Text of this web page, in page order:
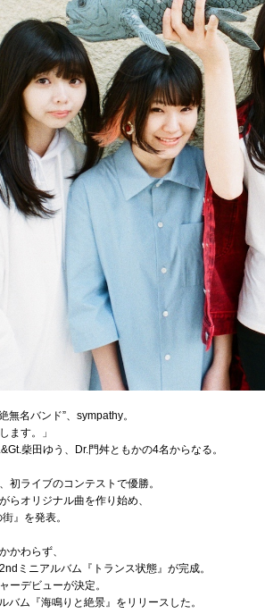
無名バンド”、sympathy。
ます。」
柴田ゆう、Dr.門舛ともかの4名からなる。
初ライブのコンテストで優勝。
らオリジナル曲を作り始め、
』を発表。
かわらず、
ミニアルバム『トランス状態』が完成。
ーデビューが決定。
ム『海鳴りと絶景』をリリースした。